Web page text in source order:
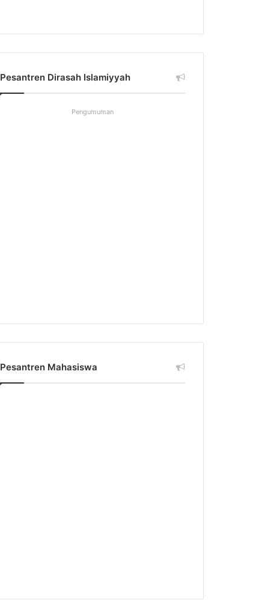
Pesantren Dirasah Islamiyyah
Pengumuman
Pesantren Mahasiswa